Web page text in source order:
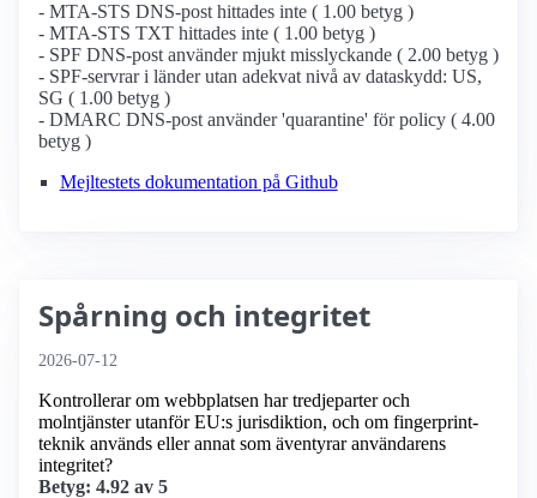
- MTA-STS DNS-post hittades inte ( 1.00 betyg )
- MTA-STS TXT hittades inte ( 1.00 betyg )
- SPF DNS-post använder mjukt misslyckande ( 2.00 betyg )
- SPF-servrar i länder utan adekvat nivå av dataskydd: US,
SG ( 1.00 betyg )
- DMARC DNS-post använder 'quarantine' för policy ( 4.00
betyg )
Mejltestets dokumentation på Github
Spårning och integritet
2026-07-12
Kontrollerar om webbplatsen har tredjeparter och
molntjänster utanför EU:s jurisdiktion, och om fingerprint-
teknik används eller annat som äventyrar användarens
integritet?
Betyg: 4.92 av 5